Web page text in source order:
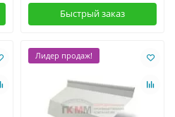
Быстрый заказ
Лидер продаж!